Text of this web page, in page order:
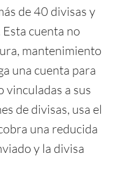
de 40 divisas y
cuenta no
mantenimiento
una cuenta para
vinculadas a sus
de divisas, usa el
una reducida
y la divisa